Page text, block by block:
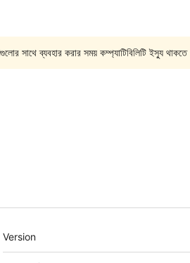
সাথে ব্যবহার করার সময় কম্প্যাটিবিলিটি ইস্যু থাকতে
মেটা
Version